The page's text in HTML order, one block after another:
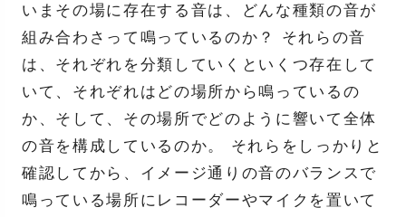
いまその場に存在する音は、どんな種類の音が
組み合わさって鳴っているのか？ それらの音
は、それぞれを分類していくといくつ存在して
いて、それぞれはどの場所から鳴っているの
か、そして、その場所でどのように響いて全体
の音を構成しているのか。 それらをしっかりと
確認してから、イメージ通りの音のバランスで
鳴っている場所にレコーダーやマイクを置いて